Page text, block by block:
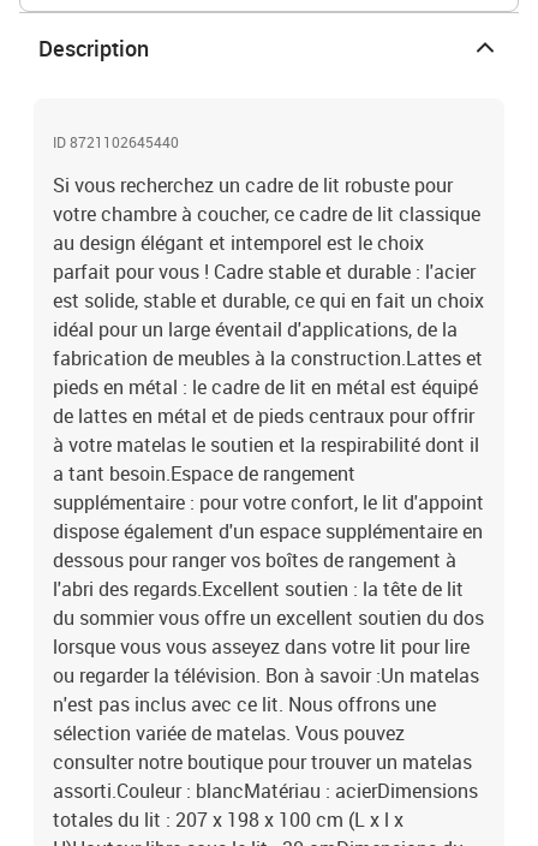
Description
ID 8721102645440
Si vous recherchez un cadre de lit robuste pour
votre chambre à coucher, ce cadre de lit classique
au design élégant et intemporel est le choix
parfait pour vous ! Cadre stable et durable : l'acier
est solide, stable et durable, ce qui en fait un choix
idéal pour un large éventail d'applications, de la
fabrication de meubles à la construction.Lattes et
pieds en métal : le cadre de lit en métal est équipé
de lattes en métal et de pieds centraux pour offrir
à votre matelas le soutien et la respirabilité dont il
a tant besoin.Espace de rangement
supplémentaire : pour votre confort, le lit d'appoint
dispose également d'un espace supplémentaire en
dessous pour ranger vos boîtes de rangement à
l'abri des regards.Excellent soutien : la tête de lit
du sommier vous offre un excellent soutien du dos
lorsque vous vous asseyez dans votre lit pour lire
ou regarder la télévision. Bon à savoir :Un matelas
n'est pas inclus avec ce lit. Nous offrons une
sélection variée de matelas. Vous pouvez
consulter notre boutique pour trouver un matelas
assorti.Couleur : blancMatériau : acierDimensions
totales du lit : 207 x 198 x 100 cm (L x l x